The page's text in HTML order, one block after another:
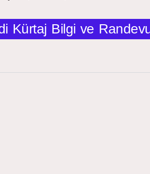
Kürtaj Bilgi ve